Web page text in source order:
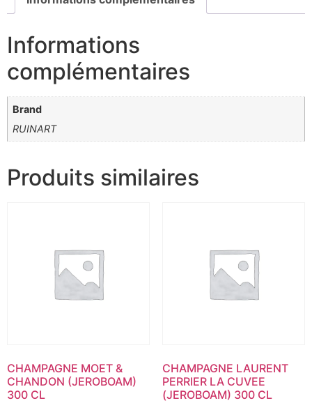
Informations
complémentaires
Brand
RUINART
Produits similaires
CHAMPAGNE MOET &
CHANDON (JEROBOAM)
300 CL
CHAMPAGNE LAURENT
PERRIER LA CUVEE
(JEROBOAM) 300 CL